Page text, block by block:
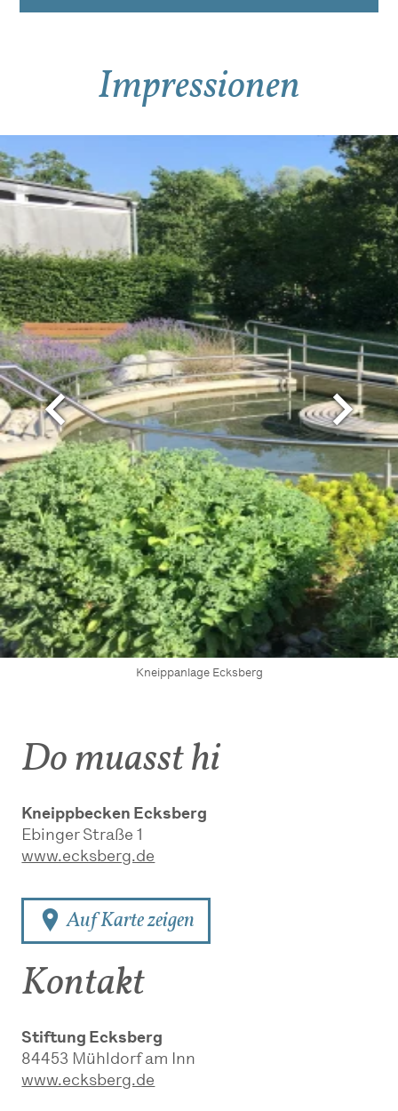
Impressionen
Kneippanlage Ecksberg
Do muasst hi
Kneippbecken Ecksberg
Ebinger Straße 1
www.ecksberg.de
Auf Karte zeigen
Kontakt
Stiftung Ecksberg
84453 Mühldorf am Inn
www.ecksberg.de